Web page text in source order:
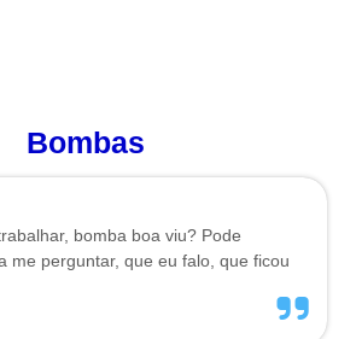
Bombas
bomba boa viu? Pode
me perguntar, que eu falo, que ficou